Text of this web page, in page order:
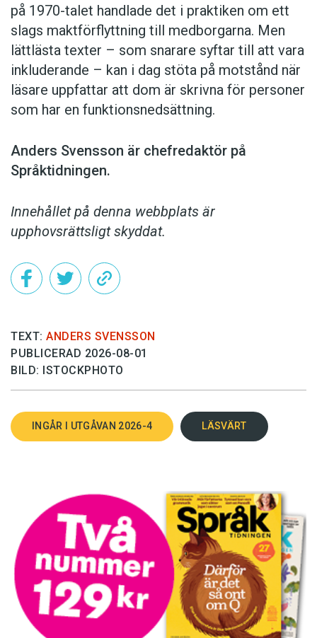
på 1970-talet handlade det i praktiken om ett
slags maktförflyttning till medborgarna. Men
lättlästa texter – som snarare syftar till att vara
inkluderande – kan i dag stöta på motstånd när
läsare uppfattar att dom är skrivna för personer
som har en funktionsnedsättning.
Anders Svensson är chefredaktör på
Språktidningen.
Innehållet på denna webbplats är
upphovsrättsligt skyddat.
TEXT: ANDERS SVENSSON
PUBLICERAD 2026-08-01
BILD: ISTOCKPHOTO
INGÅR I UTGÅVAN 2026-4 LÄSVÄRT